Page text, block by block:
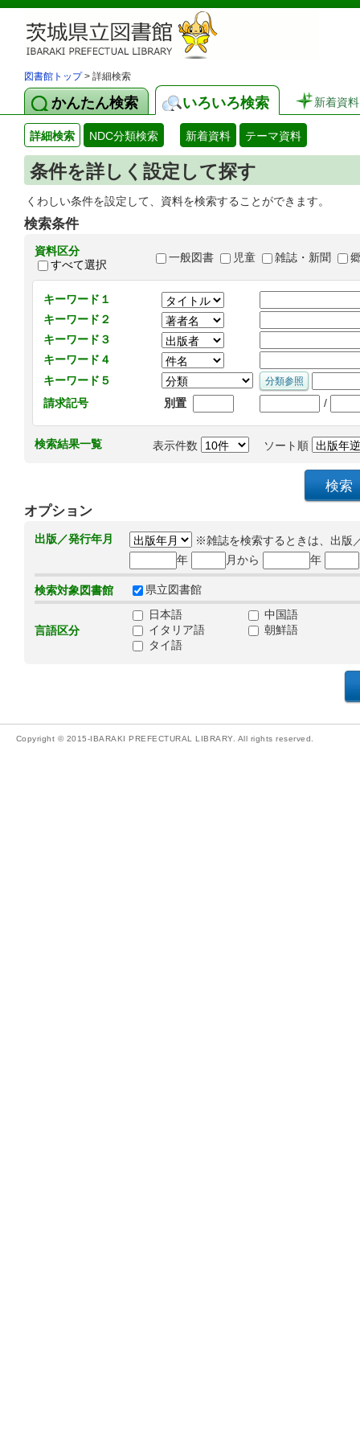
図書館トップ> 詳細検索
かんたん検索 いろいろ検索 新着資料
詳細検索 NDC分類検索 新着資料 テーマ資料
条件を詳しく設定して探す
くわしい条件を設定して、資料を検索することができます。
検索条件
資料区分
すべて選択
一般図書 児童 雑誌・新聞
キーワード１
キーワード２
キーワード３
キーワード４
キーワード５
請求記号
別置 /
検索結果一覧 表示件数 ソート順
オプション
出版／発行年月
※雑誌を検索するときは、出版
年
月から 年
検索対象図書館 県立図書館
言語区分
日本語
中国語
イタリア語
朝鮮語
タイ語
Copyright © 2015-IBARAKI PREFECTURAL LIBRARY. All rights reserved.